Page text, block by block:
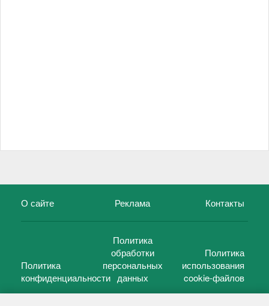
О сайте Реклама Контакты
Политика
конфиденциальности
Политика
обработки
персональных
данных
Политика
использования
cookie-файлов